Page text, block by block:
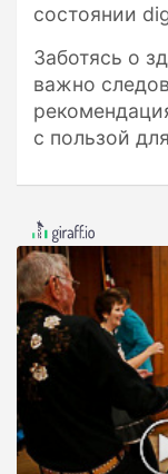
состоянии
Заботясь о
важно
с пользой